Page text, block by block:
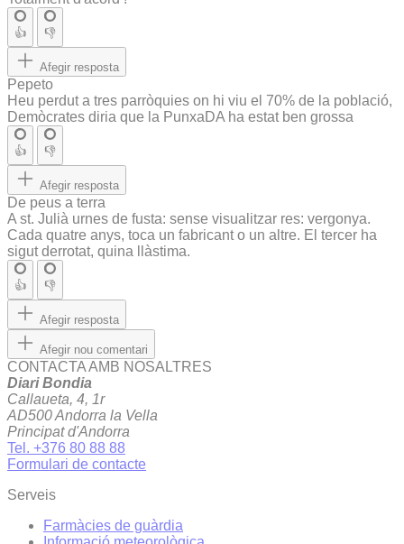
👍 👎
Afegir resposta
Pepeto
Heu perdut a tres parròquies on hi viu el 70% de la població,
Demòcrates diria que la PunxaDA ha estat ben grossa
👍 👎
Afegir resposta
De peus a terra
A st. Julià urnes de fusta: sense visualitzar res: vergonya.
Cada quatre anys, toca un fabricant o un altre. El tercer ha
sigut derrotat, quina llàstima.
👍 👎
Afegir resposta
Afegir nou comentari
CONTACTA AMB NOSALTRES
Diari Bondia
Callaueta, 4, 1r
AD500 Andorra la Vella
Principat d'Andorra
Tel. +376 80 88 88
Formulari de contacte
Serveis
Farmàcies de guàrdia